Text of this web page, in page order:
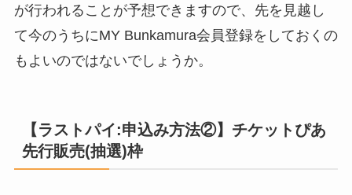
が行われることが予想できますので、先を見越し
て今のうちにMY Bunkamura会員登録をしておくの
もよいのではないでしょうか。
【ラストパイ:申込み方法②】チケットぴあ
先行販売(抽選)枠